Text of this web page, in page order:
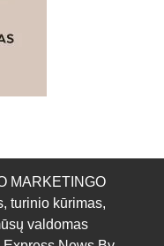
MARKETINGO
turinio kūrimas,
valdomas